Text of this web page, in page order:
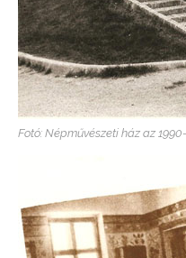
Fotó: Népművészeti ház az